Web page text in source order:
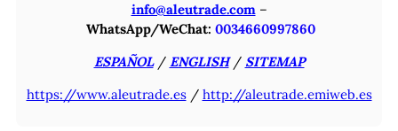
info@aleutrade.com–
WhatsApp/WeChat: 0034660997860
ESPAÑOL/ ENGLISH/ SITEMAP
https://www.aleutrade.es/ http://aleutrade.emiweb.es